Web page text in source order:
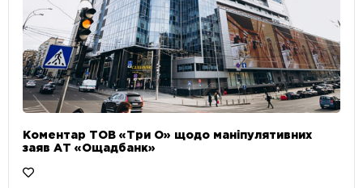
Коментар ТОВ «Три О» щодо маніпулятивних
заяв АТ «Ощадбанк»